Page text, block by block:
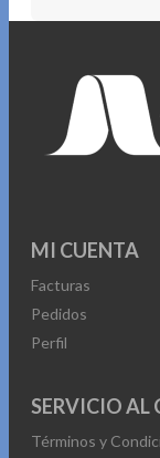
Estilo y
MI CUENTA
Facturas
Pedidos
Perfil
SERVICIO AL
Términos y